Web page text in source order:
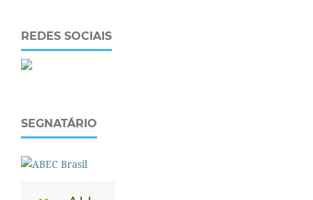
REDES SOCIAIS
SEGNATÁRIO